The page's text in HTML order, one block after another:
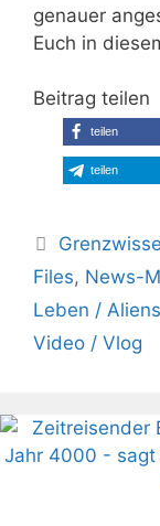
genauer
Euch in
Beitrag teilen
teilen
teilen
Kategorien
Files, News-
Leben / Aliens
Video / Vlog